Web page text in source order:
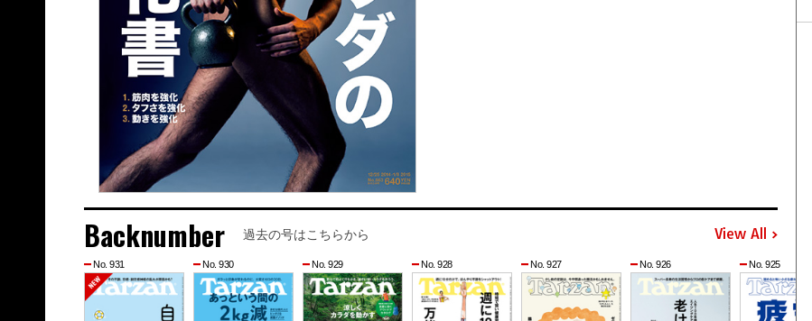
Backnumber 過去の号はこちらから View All
No. 931 No. 930 No. 929 No. 928 No. 927 No. 926 No. 925